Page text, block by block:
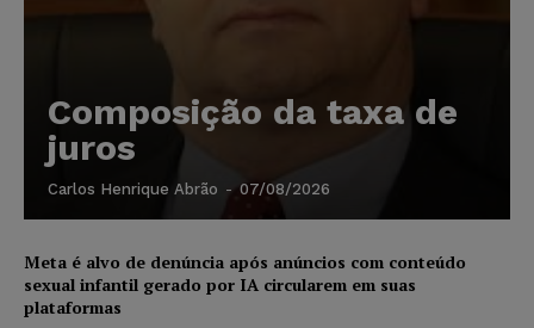
Composição da taxa de
juros
Carlos Henrique Abrão - 07/08/2026
Meta é alvo de denúncia após anúncios com conteúdo
sexual infantil gerado por IA circularem em suas
plataformas